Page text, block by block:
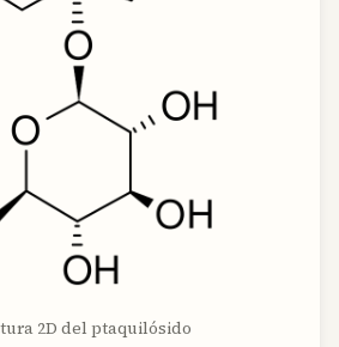
2D del ptaquilósido